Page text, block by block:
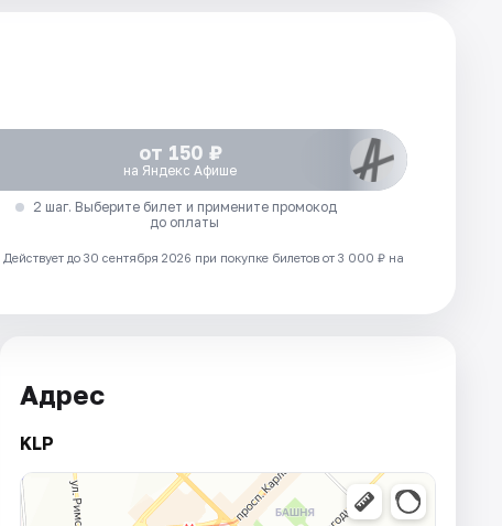
от 150 ₽
на Яндекс Афише
2 шаг. Выберите билет и примените промокод
до оплаты
Действует до 30 сентября 2026 при покупке билетов от 3 000 ₽ на
Адрес
KLP